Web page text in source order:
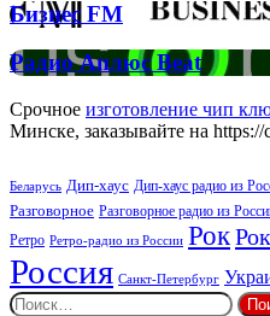
Бизнес
Бизнес FM
Радио
Аплюс
Beat
Радио Аплюс Beat
Срочное изготовление чип
Минске, заказывайте на https://
Беларусь Дип-хаус Дип-хаус радио из
Разговорное Разговорное радио из
Ретро Ретро-радио из России Рок
Россия Санкт-Петербург
Найти: